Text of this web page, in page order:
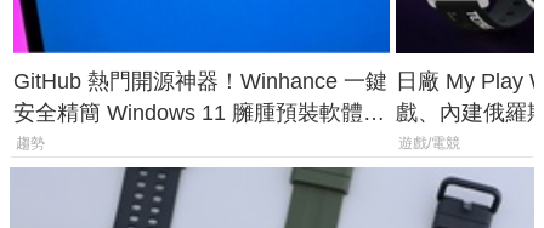
GitHub 熱門開源神器！Winhance 一鍵
安全精簡 Windows 11 臃腫預裝軟體與
後台追蹤
趨勢
日廠 My Play
戲、內建俄羅
過竟然不能連
遊戲/電競